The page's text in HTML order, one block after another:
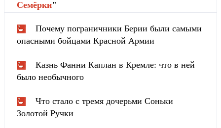
Cемёрки"
Почему пограничники Берии были самыми
опасными бойцами Красной Армии
Казнь Фанни Каплан в Кремле: что в ней
было необычного
Что стало с тремя дочерьми Соньки
Золотой Ручки